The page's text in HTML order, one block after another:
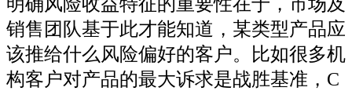
销售团队基于此才能知道，某类型产品应
该推给什么风险偏好的客户。比如很多机
构客户对产品的最大诉求是战胜基准，C